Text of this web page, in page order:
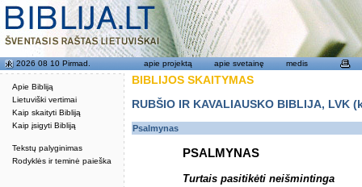
Apie Bibliją
Lietuviški vertimai
Kaip skaityti Bibliją
Kaip įsigyti Bibliją
Tekstų palyginimas
Rodyklės ir teminė paieška
2026 08 10 Pirmad. apie projektą apie svetainę medis
BIBLIJOS SKAITYMAS
RUBŠIO IR KAVALIAUSKO BIBLIJA,
Psalmynas
PSALMYNAS
Turtais pasitikėti neišmintinga